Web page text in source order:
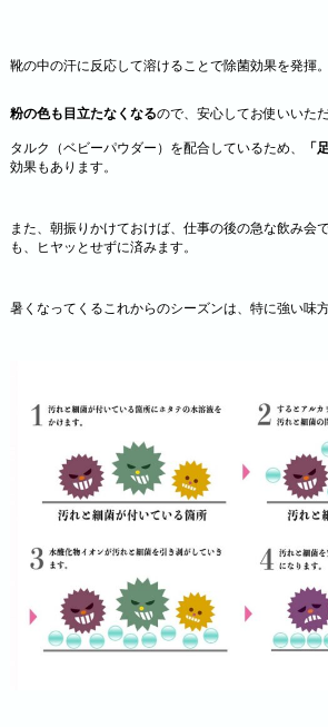
靴の中の汗に反応して溶けることで除菌効果を発揮。
粉の色も目立たなくなるので、安心してお使いいた
タルク（ベビーパウダー）を配合しているため、 「
効果もあります。
また、朝振りかけておけば、仕事の後の急な飲み会
も、ヒヤッとせずに済みます。
暑くなってくるこれからのシーズンは、特に強い味